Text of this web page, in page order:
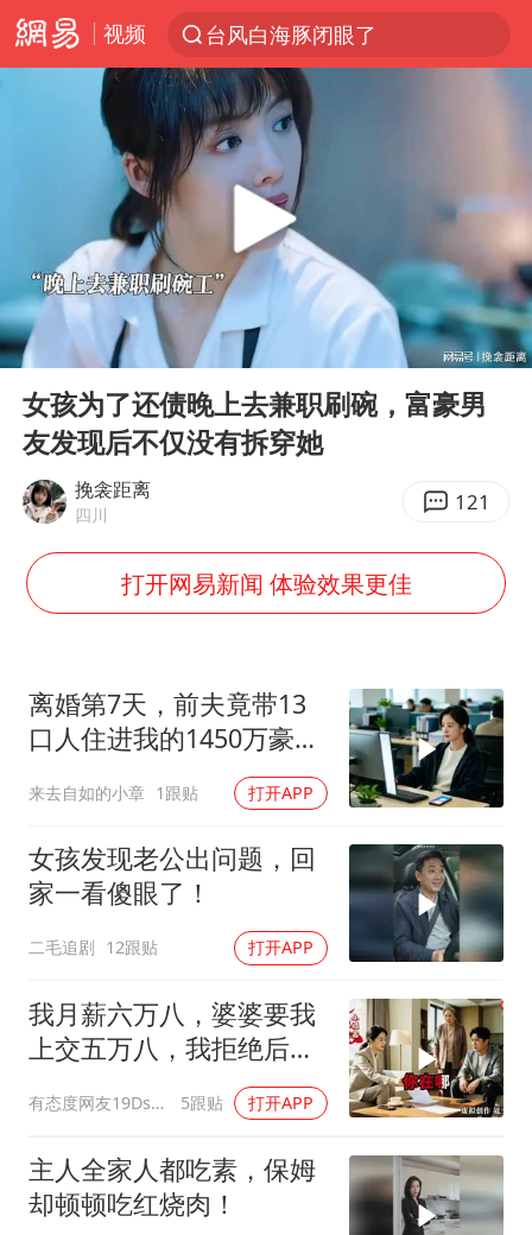
视频
台风白海豚闭眼了
香港宏福苑火灾或由烟头引起
浙江台州《告全体市民书》
枪击案后泰国拟推更严格枪支管控方案
四川宜宾3.4级地震
陕西柞水泥石流已致2死 仍有1人失联
泰国初中生饮弹自尽前开了26枪
多所高校取消艺考
张本智和：零封向鹏不意外
新疆沙雅县发生4.5级地震
“准2万亿”之城点名支持三所大学
微信新功能：你可以“撤回”你的撤回
习近平心系体育强国建设
Play
00:00 03:51
女孩为了还债晚上去兼职刷碗，富豪男
友发现后不仅没有拆穿她
挽衾距离
四川 121
打开网易新闻 体验效果更佳
离婚第7天，前夫竟带13
口人住进我的1450万豪
来去自如的小章 1跟贴 打开APP
女孩发现老公出问题，回
家一看傻眼了！
二毛追剧 12跟贴 打开APP
我月薪六万八，婆婆要我
上交五万八，我拒绝后她
换了门锁，12天后我决意
离婚
有态度网友19Dsym 5跟贴 打开APP
主人全家人都吃素，保姆
却顿顿吃红烧肉！